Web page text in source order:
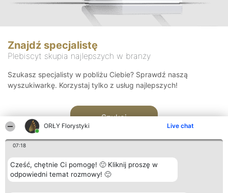
ORŁY Florystyki Live chat
07:18
Cześć, chętnie Ci pomogę! 🙂 Kliknij proszę w
odpowiedni temat rozmowy! 🙂
Znajdź specjalistę
Plebiscyt skupia najlepszych w branży
Szukasz specjalisty w pobliżu Ciebie? Sprawdź naszą
wyszukiwarkę. Korzystaj tylko z usług najlepszych!
Szukaj